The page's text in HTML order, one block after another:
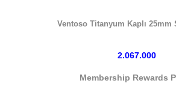
Ventoso Titanyum Kaplı 25mm
2.067.000
Membership Rewards